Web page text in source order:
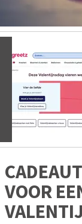
Vorige
VOOR